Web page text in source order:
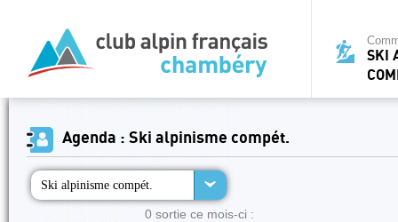
SKI
Agenda : Ski alpinisme compét.
Ski alpinisme compét.
0 sortie ce mois-ci :